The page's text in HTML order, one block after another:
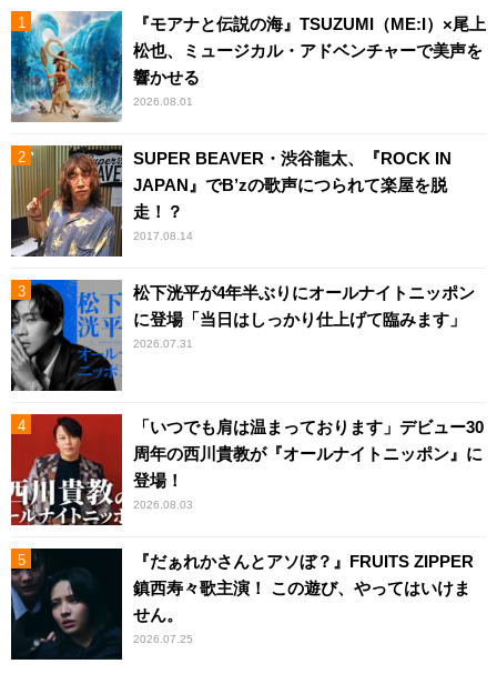
『モアナと伝説の海』TSUZUMI（ME:I）×尾上
松也、ミュージカル・アドベンチャーで美声を
響かせる
2026.08.01
SUPER BEAVER・渋谷龍太、『ROCK IN
JAPAN』でB’zの歌声につられて楽屋を脱
走！？
2017.08.14
松下洸平が4年半ぶりにオールナイトニッポン
に登場「当日はしっかり仕上げて臨みます」
2026.07.31
「いつでも肩は温まっております」デビュー30
周年の西川貴教が『オールナイトニッポン』に
登場！
2026.08.03
『だぁれかさんとアソぼ？』FRUITS ZIPPER
鎮西寿々歌主演！ この遊び、やってはいけま
せん。
2026.07.25